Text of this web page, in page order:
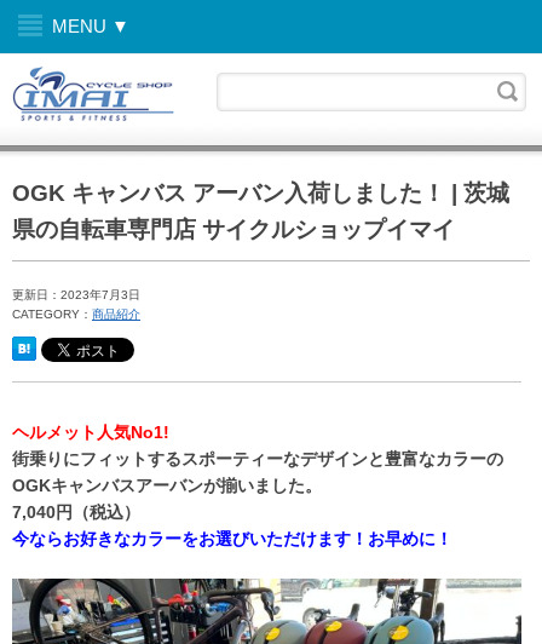
MENU ▼
OGK キャンバス アーバン入荷しました！ | 茨城
県の自転車専門店 サイクルショップイマイ
更新日：2023年7月3日
CATEGORY： 商品紹介
ヘルメット人気No1!
街乗りにフィットするスポーティーなデザインと豊富なカラーの
OGKキャンバスアーバンが揃いました。
7,040円（税込）
今ならお好きなカラーをお選びいただけます！お早めに！